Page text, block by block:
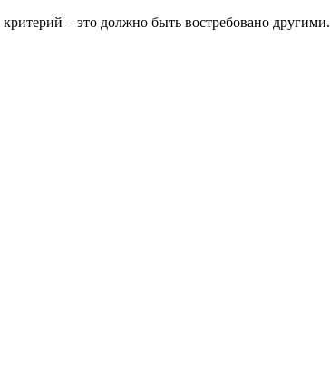
– это должно быть востребовано другими.